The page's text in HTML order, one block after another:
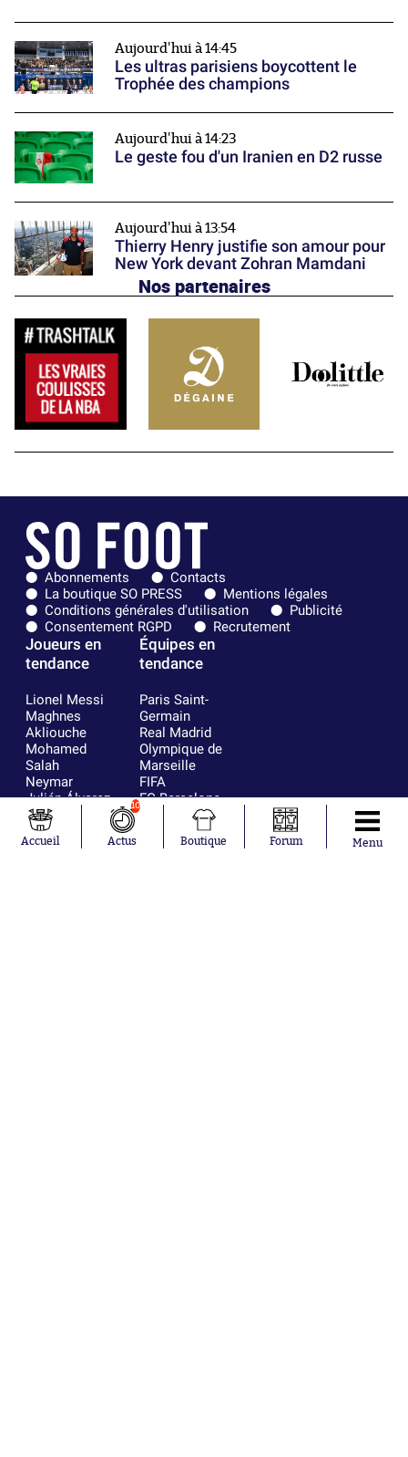
Aujourd'hui à 14:45
Les ultras parisiens boycottent le
Trophée des champions
Aujourd'hui à 14:23
Le geste fou d'un Iranien en D2 russe
Aujourd'hui à 13:54
Thierry Henry justifie son amour pour
New York devant Zohran Mamdani
Nos partenaires
Abonnements
Contacts
La boutique SO PRESS
Mentions légales
Conditions générales d'utilisation
Publicité
Consentement RGPD
Recrutement
Joueurs en
tendance
Lionel Messi
Maghnes
Akliouche
Mohamed
Salah
Neymar
Julián Álvarez
Ferrán Torres
Kilian Corredor
Franco
Équipes en
tendance
Paris Saint-
Germain
Real Madrid
Olympique de
Marseille
FIFA
FC Barcelone
Argentine
Olympique
lyonnais
Accueil
10
Actus Boutique Forum Menu